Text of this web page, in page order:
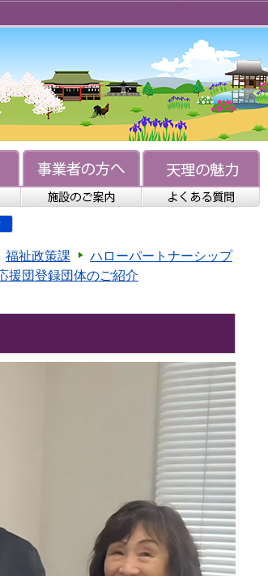
福祉政策課
ハローパートナーシップ
援団登録団体のご紹介